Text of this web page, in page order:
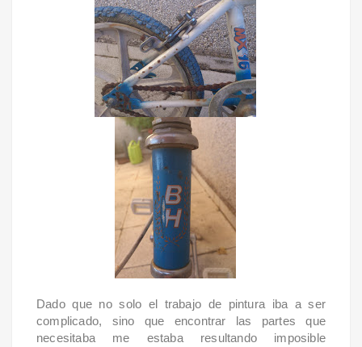
Dado que no solo el trabajo de pintura iba a ser
complicado, sino que encontrar las partes que
necesitaba me estaba resultando imposible